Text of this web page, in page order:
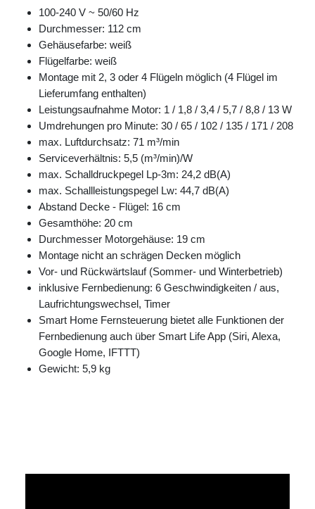
100-240 V ~ 50/60 Hz
Durchmesser: 112 cm
Gehäusefarbe: weiß
Flügelfarbe: weiß
Montage mit 2, 3 oder 4 Flügeln möglich (4 Flügel im
Lieferumfang enthalten)
Leistungsaufnahme Motor: 1 / 1,8 / 3,4 / 5,7 / 8,8 / 13 W
Umdrehungen pro Minute: 30 / 65 / 102 / 135 / 171 / 208
max. Luftdurchsatz: 71 m³/min
Serviceverhältnis: 5,5 (m³/min)/W
max. Schalldruckpegel Lp-3m: 24,2 dB(A)
max. Schallleistungspegel Lw: 44,7 dB(A)
Abstand Decke - Flügel: 16 cm
Gesamthöhe: 20 cm
Durchmesser Motorgehäuse: 19 cm
Montage nicht an schrägen Decken möglich
Vor- und Rückwärtslauf (Sommer- und Winterbetrieb)
inklusive Fernbedienung: 6 Geschwindigkeiten / aus,
Laufrichtungswechsel, Timer
Smart Home Fernsteuerung bietet alle Funktionen der
Fernbedienung auch über Smart Life App (Siri, Alexa,
Google Home, IFTTT)
Gewicht: 5,9 kg